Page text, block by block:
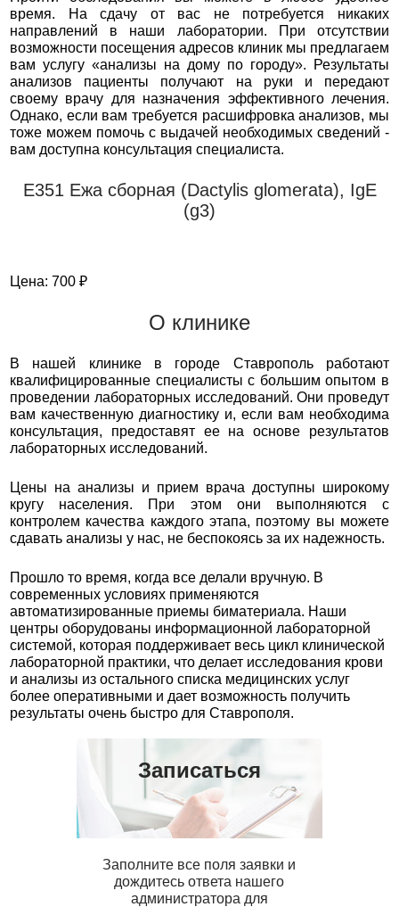
время. На сдачу от вас не потребуется никаких
направлений в наши лаборатории. При отсутствии
возможности посещения адресов клиник мы предлагаем
вам услугу «анализы на дому по городу». Результаты
анализов пациенты получают на руки и передают
своему врачу для назначения эффективного лечения.
Однако, если вам требуется расшифровка анализов, мы
тоже можем помочь с выдачей необходимых сведений -
вам доступна консультация специалиста.
Е351 Ежа сборная (Dactylis glomerata), IgE
(g3)
Цена: 700 ₽
О клинике
В нашей клинике в городе Ставрополь работают
квалифицированные специалисты с большим опытом в
проведении лабораторных исследований. Они проведут
вам качественную диагностику и, если вам необходима
консультация, предоставят ее на основе результатов
лабораторных исследований.
Цены на анализы и прием врача доступны широкому
кругу населения. При этом они выполняются с
контролем качества каждого этапа, поэтому вы можете
сдавать анализы у нас, не беспокоясь за их надежность.
Прошло то время, когда все делали вручную. В
современных условиях применяются
автоматизированные приемы биматериала. Наши
центры оборудованы информационной лабораторной
системой, которая поддерживает весь цикл клинической
лабораторной практики, что делает исследования крови
и анализы из остального списка медицинских услуг
более оперативными и дает возможность получить
результаты очень быстро для Ставрополя.
Записаться
Заполните все поля заявки и
дождитесь ответа нашего
администратора для